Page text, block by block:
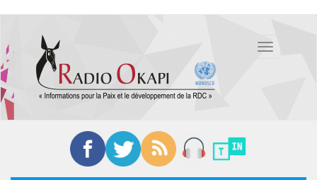
contenu
principal
Toggle